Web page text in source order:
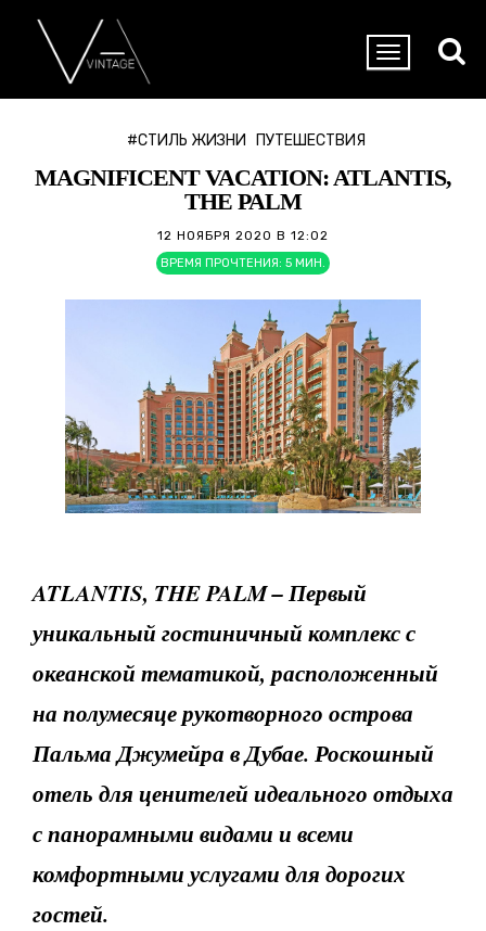
#СТИЛЬ ЖИЗНИ ПУТЕШЕСТВИЯ
MAGNIFICENT VACATION: ATLANTIS,
THE PALM
12 НОЯБРЯ 2020 В 12:02
ВРЕМЯ ПРОЧТЕНИЯ: 5 МИН.
ATLANTIS, THE PALM – Первый
уникальный гостиничный комплекс с
океанской тематикой, расположенный
на полумесяце рукотворного острова
Пальма Джумейра в Дубае. Роскошный
отель для ценителей идеального отдыха
с панорамными видами и всеми
комфортными услугами для дорогих
гостей.